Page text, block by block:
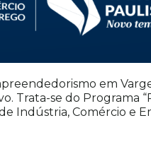
em
Trata-se do Programa
Indústria, Comércio e